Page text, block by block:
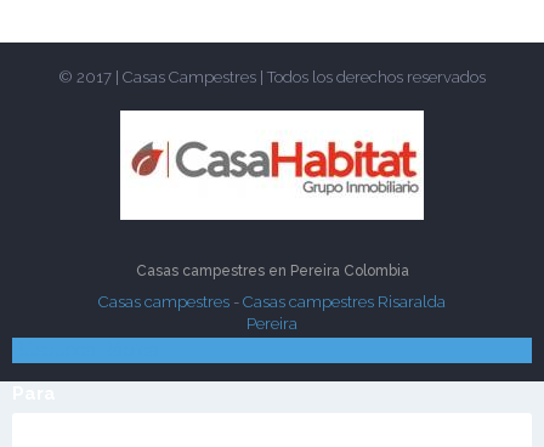
© 2017 | Casas Campestres | Todos los derechos reservados
Casas campestres en Pereira Colombia
Casas campestres - Casas campestres Risaralda
Pereira